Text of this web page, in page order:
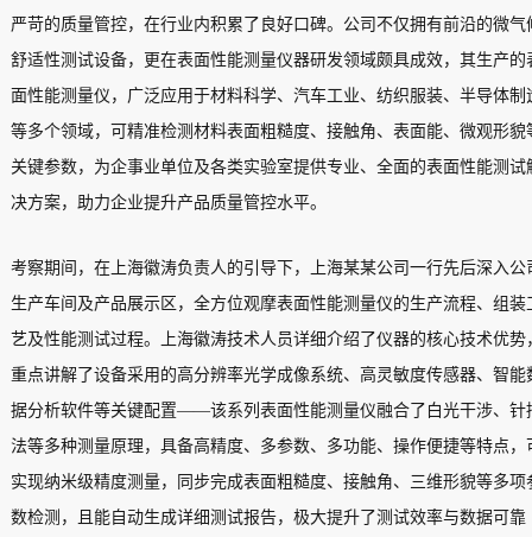
严苛的质量管控，在行业内积累了良好口碑。公司不仅拥有前沿的微气
舒适性测试设备，更在表面性能测量仪器研发领域颇具成效，其生产的
面性能测量仪，广泛应用于材料科学、汽车工业、纺织服装、半导体制
等多个领域，可精准检测材料表面粗糙度、接触角、表面能、微观形貌
关键参数，为企事业单位及各类实验室提供专业、全面的表面性能测试
决方案，助力企业提升产品质量管控水平。
考察期间，在上海徽涛负责人的引导下，上海某某公司一行先后深入公
生产车间及产品展示区，全方位观摩表面性能测量仪的生产流程、组装
艺及性能测试过程。上海徽涛技术人员详细介绍了仪器的核心技术优势
重点讲解了设备采用的高分辨率光学成像系统、高灵敏度传感器、智能
据分析软件等关键配置——该系列表面性能测量仪融合了白光干涉、针
法等多种测量原理，具备高精度、多参数、多功能、操作便捷等特点，
实现纳米级精度测量，同步完成表面粗糙度、接触角、三维形貌等多项
数检测，且能自动生成详细测试报告，极大提升了测试效率与数据可靠